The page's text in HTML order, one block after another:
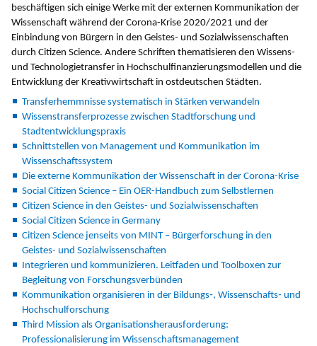
beschäftigen sich einige Werke mit der externen Kommunikation der
Wissenschaft während der Corona-Krise 2020/2021 und der
Einbindung von Bürgern in den Geistes- und Sozialwissenschaften
durch Citizen Science. Andere Schriften thematisieren den Wissens-
und Technologietransfer in Hochschulfinanzierungsmodellen und die
Entwicklung der Kreativwirtschaft in ostdeutschen Städten.
Transferhemmnisse systematisch in Stärken verwandeln
Wissenstransferprozesse zwischen Stadtforschung und
Stadtentwicklungspraxis
Schnittstellen von Management und Kommunikation im
Wissenschaftssystem
Die externe Kommunikation der Wissenschaft in der Corona-Krise
Social Citizen Science – Ein OER-Handbuch zum Selbstlernen
Citizen Science in den Geistes- und Sozialwissenschaften
Social Citizen Science in Germany
Citizen Science jenseits von MINT – Bürgerforschung in den
Geistes- und Sozialwissenschaften
Integrieren und kommunizieren. Leitfaden und Toolboxen zur
Begleitung von Forschungsverbünden
Kommunikation organisieren in der Bildungs‐, Wissenschafts‐ und
Hochschulforschung
Third Mission als Organisationsherausforderung:
Professionalisierung im Wissenschaftsmanagement